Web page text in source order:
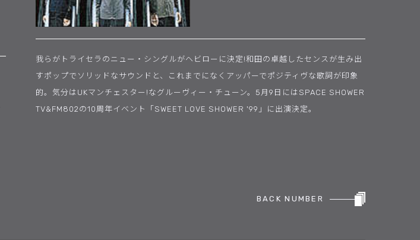
我らがトライセラのニュー・シングルがヘビローに決定!和田の卓越したセンスが生み出
すポップでソリッドなサウンドと、これまでになくアッパーでポジティヴな歌詞が印象
的。気分はUKマンチェスター!なグルーヴィー・チューン。5月9日にはSPACE SHOWER
TV&FM802の10周年イベント「SWEET LOVE SHOWER '99」に出演決定。
BACK NUMBER